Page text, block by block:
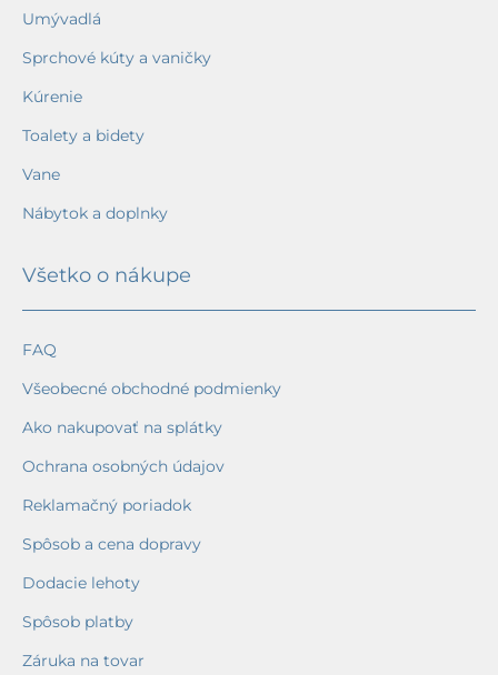
Umývadlá
Sprchové kúty a vaničky
Kúrenie
Toalety a bidety
Vane
Nábytok a doplnky
Všetko o nákupe
FAQ
Všeobecné obchodné podmienky
Ako nakupovať na splátky
Ochrana osobných údajov
Reklamačný poriadok
Spôsob a cena dopravy
Dodacie lehoty
Spôsob platby
Záruka na tovar